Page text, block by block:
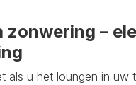
zonwering –
als u het loungen in uw